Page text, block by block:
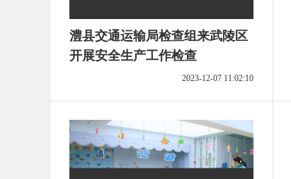
澧县交通运输局检查组来武陵区
开展安全生产工作检查
2023-12-07 11:02:10